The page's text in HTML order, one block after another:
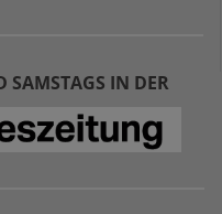
SAMSTAGS IN DER